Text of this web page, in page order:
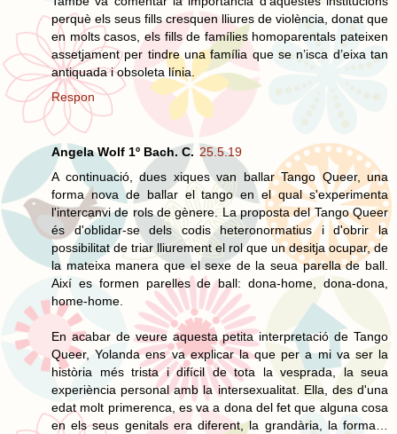
perquè els seus fills cresquen lliures de violència, donat que
en molts casos, els fills de famílies homoparentals pateixen
assetjament per tindre una família que se n’isca d’eixa tan
antiquada i obsoleta línia.
Respon
Angela Wolf 1º Bach. C. 25.5.19
A continuació, dues xiques van ballar Tango Queer, una
forma nova de ballar el tango en el qual s'experimenta
l'intercanvi de rols de gènere. La proposta del Tango Queer
és d'oblidar-se dels codis heteronormatius i d'obrir la
possibilitat de triar lliurement el rol que un desitja ocupar, de
la mateixa manera que el sexe de la seua parella de ball.
Així es formen parelles de ball: dona-home, dona-dona,
home-home.
En acabar de veure aquesta petita interpretació de Tango
Queer, Yolanda ens va explicar la que per a mi va ser la
història més trista i difícil de tota la vesprada, la seua
experiència personal amb la intersexualitat. Ella, des d'una
edat molt primerenca, es va a dona del fet que alguna cosa
en els seus genitals era diferent, la grandària, la forma…